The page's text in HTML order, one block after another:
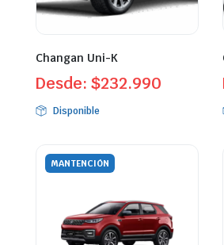
Changan Uni-K
Desde: $232.990
Disponible
MANTENCIÓN